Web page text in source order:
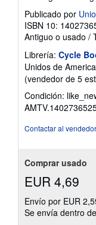
Publicado por
ISBN 10:
Antiguo o usado /
Librería: Cycle
Unidos de America
(vendedor de 5
Condición:
Contactar al vendedor
Comprar usado
EUR 4,69
Envío por EUR
Se envía dentro